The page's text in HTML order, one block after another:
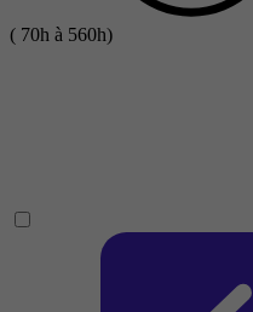
( 70h à 560h)